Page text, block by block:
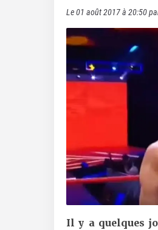
Le01 août 2017 à 20:50
Il y a quelques